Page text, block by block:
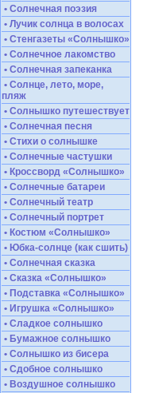
• Солнечная поэзия
• Лучик солнца в волосах
• Стенгазеты «Солнышко»
• Солнечное лакомство
• Солнечная запеканка
• Солнце, лето, море,
пляж
• Солнышко путешествует
• Солнечная песня
• Стихи о солнышке
• Солнечные частушки
• Кроссворд «Солнышко»
• Солнечные батареи
• Солнечный театр
• Солнечный портрет
• Костюм «Солнышко»
• Юбка-солнце (как сшить)
• Солнечная сказка
• Сказка «Солнышко»
• Подставка «Солнышко»
• Игрушка «Солнышко»
• Сладкое солнышко
• Бумажное солнышко
• Солнышко из бисера
• Сдобное солнышко
• Воздушное солнышко